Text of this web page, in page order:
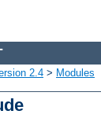
2.4 > Modules